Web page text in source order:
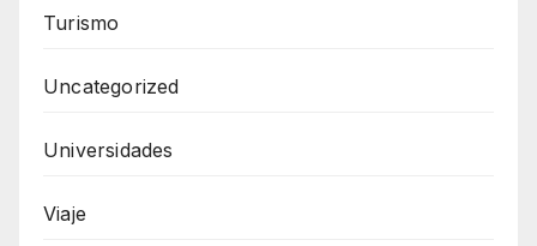
Turismo
Uncategorized
Universidades
Viaje